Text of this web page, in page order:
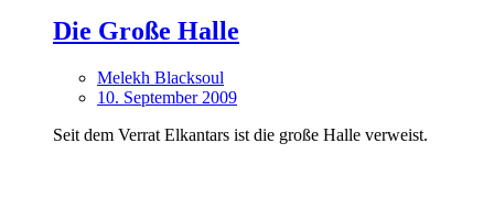
Die Große Halle
Melekh Blacksoul
10. September 2009
Seit dem Verrat Elkantars ist die große Halle verweist.